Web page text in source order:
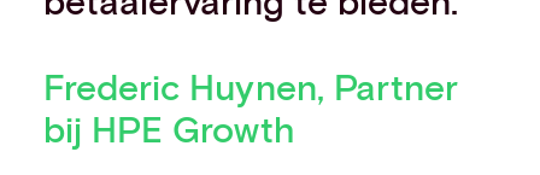
Frederic Huynen, Partner
bij HPE Growth